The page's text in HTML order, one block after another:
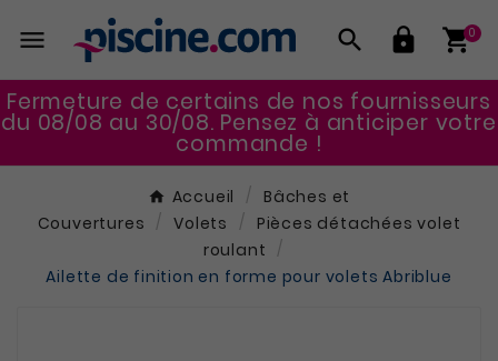
   0
Fermeture de certains de nos fournisseurs
du 08/08 au 30/08. Pensez à anticiper votre
commande !
Accueil
Bâches et
Couvertures
Volets
Pièces détachées volet
roulant
Ailette de finition en forme pour volets Abriblue